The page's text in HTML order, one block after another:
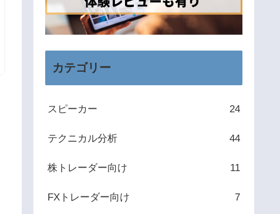
カテゴリー
スピーカー 24
テクニカル分析 44
株トレーダー向け 11
FXトレーダー向け 7